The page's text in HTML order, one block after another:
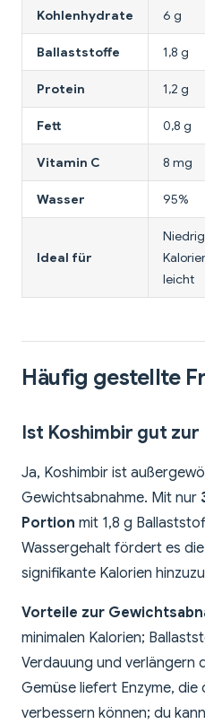
Kohlenhydrate 6 g
Ballaststoffe 1,8 g
Protein 1,2 g
Fett 0,8 g
Vitamin C 8 mg
Wasser 95%
Ideal für
leicht
Häufig gestellte
Ist Koshimbir gut
Ja, Koshimbir ist
Gewichtsabnahme. Mit nur
Portion mit 1,8 g
Wassergehalt fördert es
signifikante Kalorien
Vorteile zur
minimalen Kalorien;
Verdauung und verlängern
Gemüse liefert Enzyme,
verbessern können; du